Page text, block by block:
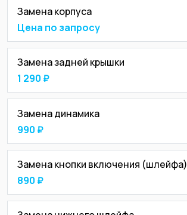
Замена корпуса
Цена по запросу
Замена задней крышки
1 290 ₽
Замена динамика
990 ₽
Замена кнопки включения (шлейфа)
890 ₽